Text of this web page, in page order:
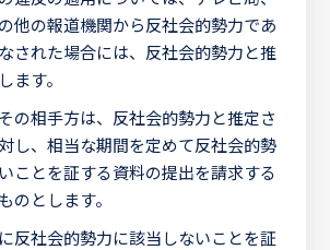
他の報道機関から反社会的勢力であ
された場合には、反社会的勢力と推
ます。
の相手方は、反社会的勢力と推定さ
し、相当な期間を定めて反社会的勢
ことを証する資料の提出を請求する
のとします。
反社会的勢力に該当しないことを証